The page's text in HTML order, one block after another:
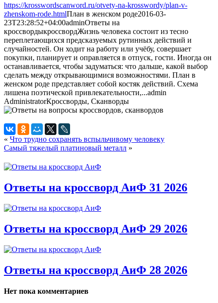
https://krosswordscanword.ru/otvety-na-krosswordy/plan-v-
zhenskom-rode.htmlПлан в женском роде2016-03-
23T23:28:52+04:00adminОтветы на
кроссвордыкроссвордЖизнь человека состоит из тесно
переплетающихся предсказуемых рутинных действий и
случайностей. Он ходит на работу или учёбу, совершает
покупки, планирует и оправляется в отпуск, гости. Иногда он
останавливается, чтобы задуматься: что дальше, какой выбор
сделать между открывающимися возможностями. План в
женском роде представляет собой костяк действий. Схема
лишена поэтической привлекательности,...admin
AdministratorКроссворды, Сканворды
« Что трудно сохранять вспыльчивому человеку
Самый тяжелый платиновый металл »
Ответы на кроссворд АиФ 31 2026
Ответы на кроссворд АиФ 29 2026
Ответы на кроссворд АиФ 28 2026
Нет пока комментариев